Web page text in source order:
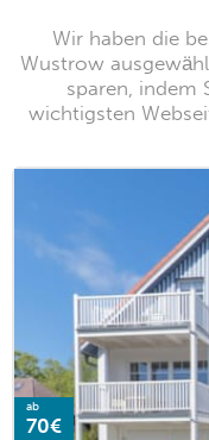
Wir haben die
Wustrow
sparen, indem
wichtigsten
ab
70€